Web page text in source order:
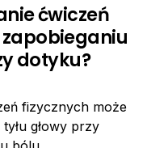
ćwiczeń
dotyku?
fizycznych może
głowy przy